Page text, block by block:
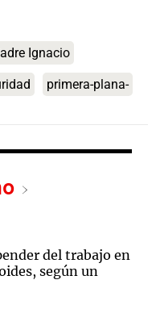
Ignacio
primera-plana-
del trabajo en
según un